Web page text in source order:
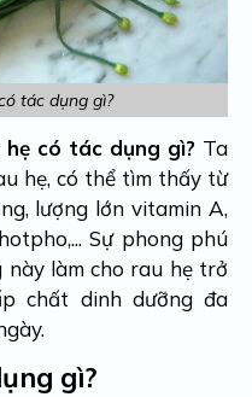
tác dụng gì?
hẹ có tác dụng gì? Ta
hẹ, có thể tìm thấy từ
lượng lớn vitamin A,
Sự phong phú
làm cho rau hẹ trở
chất dinh dưỡng đa
gì?